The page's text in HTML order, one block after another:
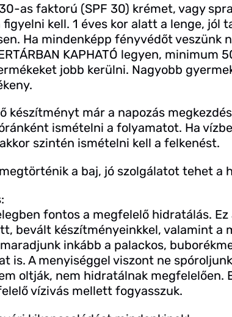
as faktorú (SPF 30) krémet, vagy
figyelni kell. 1 éves kor alatt a lenge, jól
Ha mindenképp fényvédőt veszünk
KAPHATÓ legyen,
jobb kerülni. Nagyobb
készítményt már a napozás
ismételni a folyamatot. Ha
szintén ismételni kell a felkenést.
a baj, jó szolgálatot tehet a
fontos a megfelelő hidratálás.
bevált készítményeinkkel, valamint a
inkább a palackos,
is. A menyiséggel viszont ne
oltják, nem hidratálnak megfelelően.
vízivás mellett fogyasszuk.